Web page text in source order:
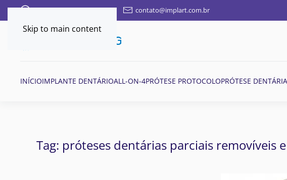
Skip to main content
FALE AQUI POR WHATSAPP contato@implart.com.br
INÍCIOIMPLANTE DENTÁRIOALL-ON-4PRÓTESE PROTOCOLOPRÓTESE DENTÁRIA
Tag: próteses dentárias parciais removíveis